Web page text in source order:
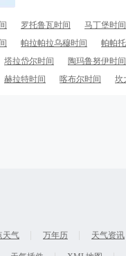
罗托鲁瓦时间
马丁堡时间
帕拉帕拉乌穆时间
帕帕
塔拉岱尔时间
陶玛鲁努伊时间
赫拉特时间 喀布尔时间 坎
天气 万年历 天气资讯